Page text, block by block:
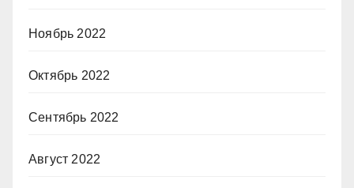
Ноябрь 2022
Октябрь 2022
Сентябрь 2022
Август 2022